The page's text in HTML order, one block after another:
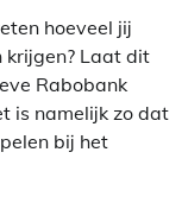
hoeveel jij
krijgen? Laat dit
Rabobank
is namelijk zo dat
bij het